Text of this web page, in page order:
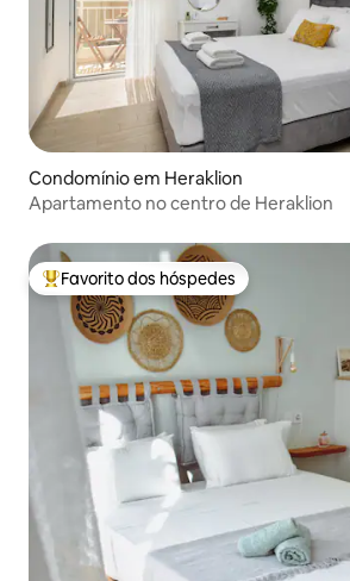
Condomínio em Heraklion
Apartamento no centro de Heraklion
Favoritos dos hóspedes mais apreciados
Favorito dos hóspedes